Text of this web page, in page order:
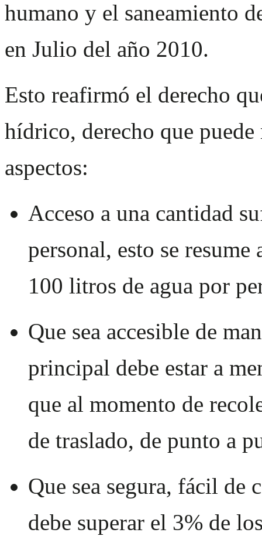
humano y el saneamiento
en Julio del año 2010.
Esto reafirmó el derecho
hídrico, derecho que
aspectos:
Acceso a una cantidad
personal, esto se
100 litros de agua por
Que sea accesible de
principal debe estar a
que al momento de
de traslado, de punto a
Que sea segura, fácil de
debe superar el 3% de